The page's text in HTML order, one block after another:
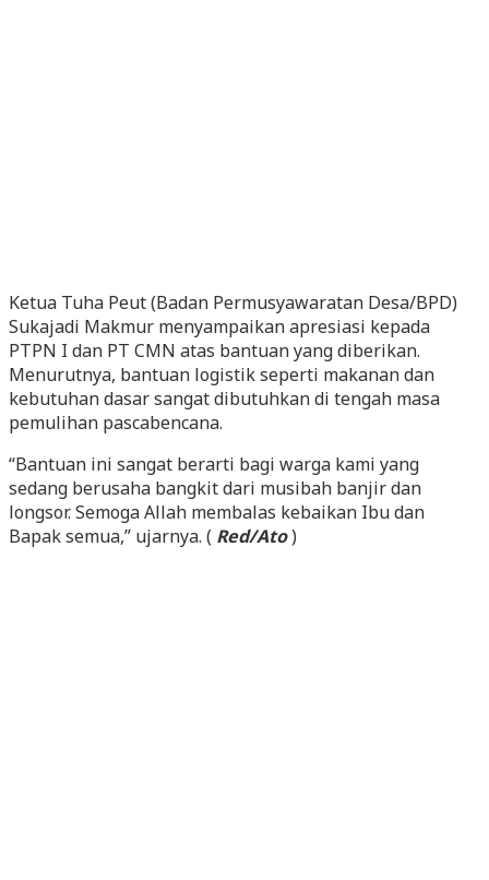
Ketua Tuha Peut (Badan Permusyawaratan Desa/BPD)
Sukajadi Makmur menyampaikan apresiasi kepada
PTPN I dan PT CMN atas bantuan yang diberikan.
Menurutnya, bantuan logistik seperti makanan dan
kebutuhan dasar sangat dibutuhkan di tengah masa
pemulihan pascabencana.
“Bantuan ini sangat berarti bagi warga kami yang
sedang berusaha bangkit dari musibah banjir dan
longsor. Semoga Allah membalas kebaikan Ibu dan
Bapak semua,” ujarnya. ( Red/Ato)